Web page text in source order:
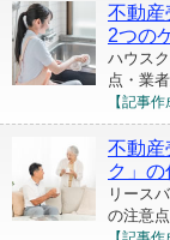
不動産
2つの
ハウス
点・業
【記事作
不動産
ク」
リース
の注意